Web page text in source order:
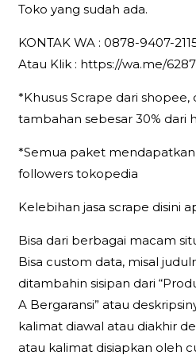
Toko yang sudah ada.
KONTAK WA : 0878-9407-
Atau Klik : https://wa.me/
*Khusus Scrape dari shopee,
tambahan sebesar 30% dari
*Semua paket
followers tokopedia
Kelebihan jasa scrape disini
Bisa dari berbagai macam
Bisa custom data, misal
ditambahin sisipan dari
A Bergaransi” atau
kalimat diawal atau diakhir
atau kalimat disiapkan oleh